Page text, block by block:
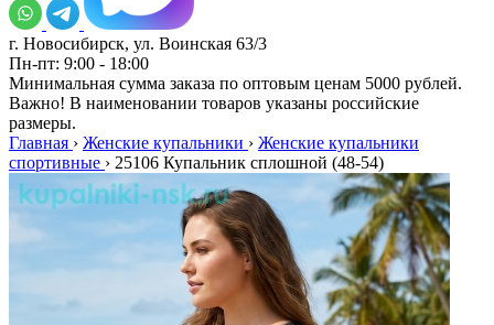
г. Новосибирск, ул. Воинская 63/3
Пн-пт: 9:00 - 18:00
Минимальная сумма заказа по оптовым ценам 5000 рублей.
Важно! В наименовании товаров указаны российские
размеры.
Главная › Женские купальники › Женские купальники
спортивные › 25106 Купальник сплошной (48-54)